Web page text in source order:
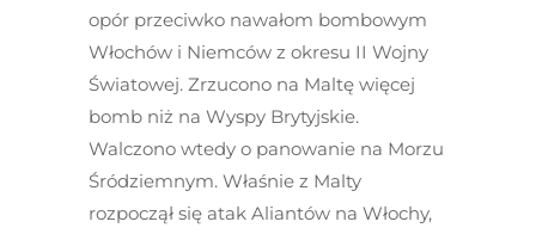
opór przeciwko nawałom bombowym
Włochów i Niemców z okresu II Wojny
Światowej. Zrzucono na Maltę więcej
bomb niż na Wyspy Brytyjskie.
Walczono wtedy o panowanie na Morzu
Śródziemnym. Właśnie z Malty
rozpoczął się atak Aliantów na Włochy,